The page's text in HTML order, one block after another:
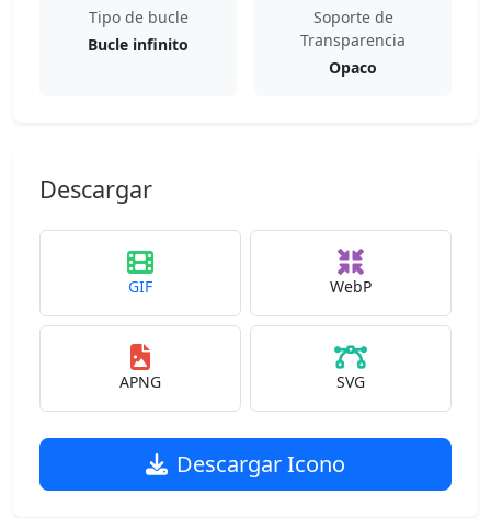
Tipo de bucle
Bucle infinito
Soporte de
Transparencia
Opaco
Descargar
GIF WebP
APNG SVG
Descargar Icono